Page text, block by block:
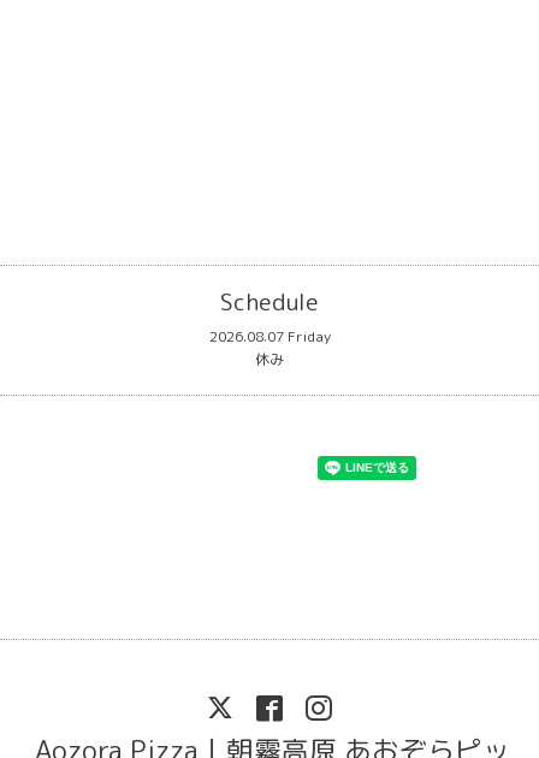
Schedule
2026.08.07 Friday
休み
Aozora Pizza｜朝霧高原 あおぞらピッ